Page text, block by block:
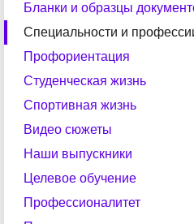
Бланки и образцы
Специальности и
Профориентация
Студенческая жизнь
Спортивная жизнь
Видео сюжеты
Наши выпускники
Целевое обучение
Профессионалитет